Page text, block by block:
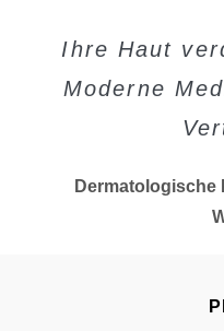
Ihre Haut
Moderne
Dermatologische